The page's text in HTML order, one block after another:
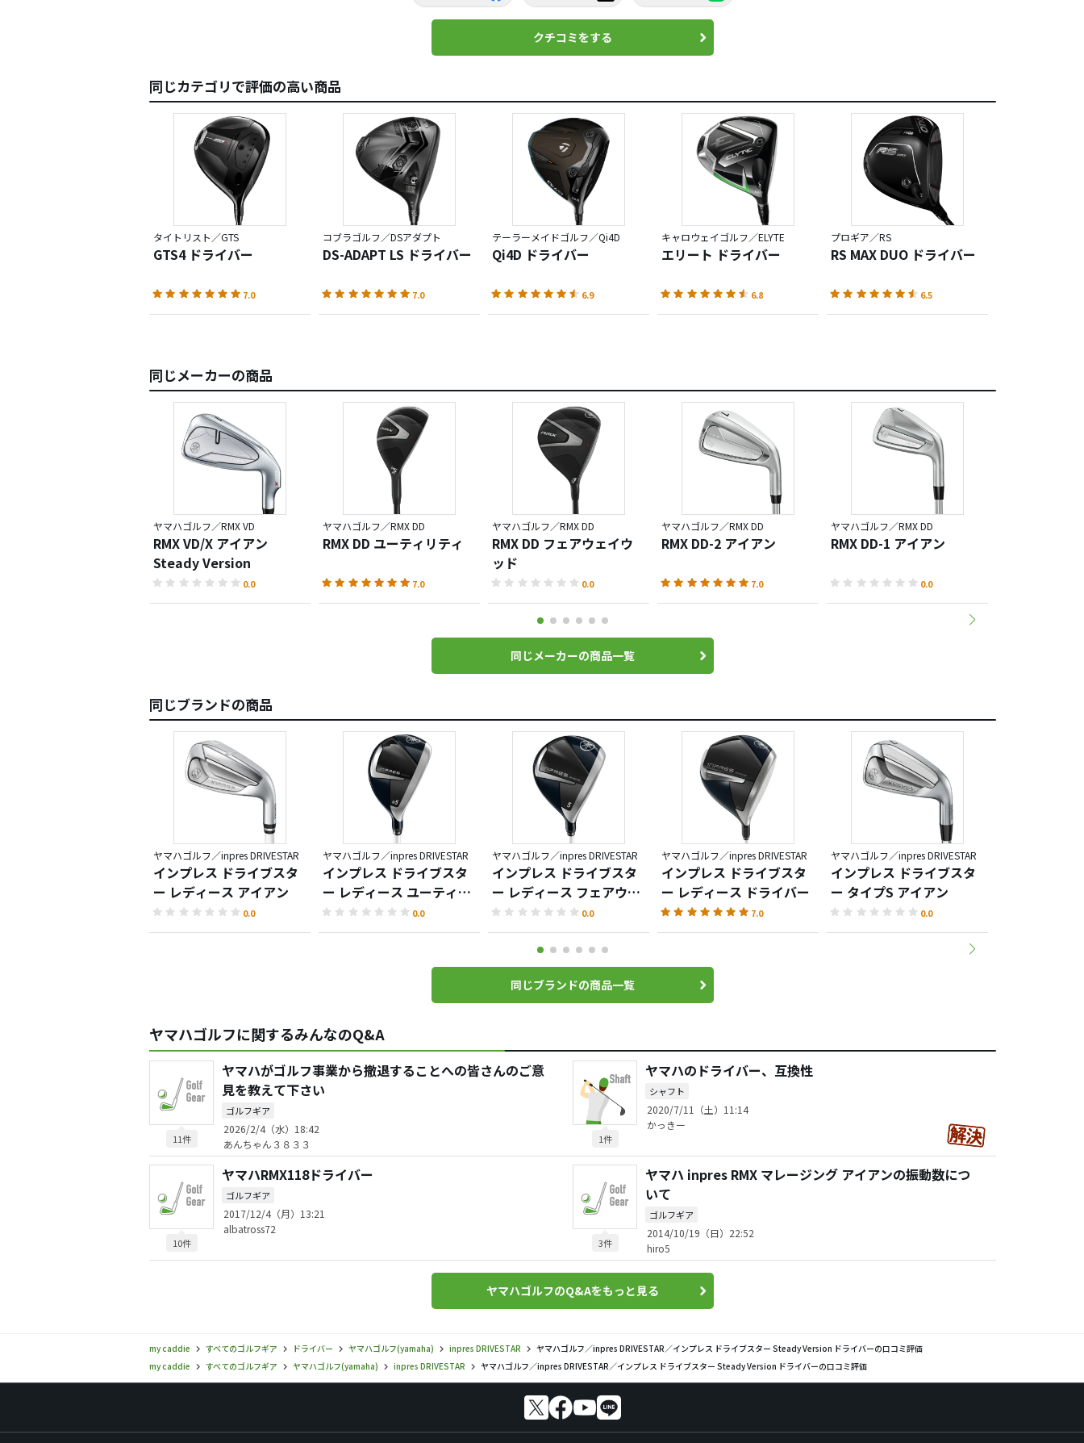
クチコミをする
同じカテゴリで評価の高い商品
タイトリスト／GTS
GTS4 ドライバー
7.0
コブラゴルフ／DSアダプト
DS-ADAPT LS ドライバー
7.0
テーラーメイドゴルフ／Qi4D
Qi4D ドライバー
6.9
キャロウェイゴルフ／ELYTE
エリート ドライバー
6.8
プロギア／RS
RS MAX DUO ドライバー
6.5
同じメーカーの商品
ヤマハゴルフ／RMX VD
RMX VD/X アイアン
Steady Version
0.0
ヤマハゴルフ／RMX DD
RMX DD ユーティリティ
7.0
ヤマハゴルフ／RMX DD
RMX DD フェアウェイウ
ッド
0.0
ヤマハゴルフ／RMX DD
RMX DD-2 アイアン
7.0
ヤマハゴルフ／RMX DD
RMX DD-1 アイアン
0.0
同じメーカーの商品一覧
同じブランドの商品
ヤマハゴルフ／inpres DRIVESTAR
インプレス ドライブスタ
ー レディース アイアン
0.0
ヤマハゴルフ／inpres DRIVESTAR
インプレス ドライブスタ
ー レディース ユーティリ
ティ
0.0
ヤマハゴルフ／inpres DRIVESTAR
インプレス ドライブスタ
ー レディース フェアウェ
イウッド
0.0
ヤマハゴルフ／inpres DRIVESTAR
インプレス ドライブスタ
ー レディース ドライバー
7.0
ヤマハゴルフ／inpres DRIVESTAR
インプレス ドライブスタ
ー タイプS アイアン
0.0
同じブランドの商品一覧
ヤマハゴルフに関するみんなのQ&A
11件
ヤマハがゴルフ事業から撤退することへの皆さんのご意
見を教えて下さい
ゴルフギア
2026/2/4（水）18:42
あんちゃん３８３３
1件
ヤマハのドライバー、互換性
シャフト
2020/7/11（土）11:14
かっきー
10件
ヤマハRMX118ドライバー
ゴルフギア
2017/12/4（月）13:21
albatross72
3件
ヤマハ inpres RMX マレージング アイアンの振動数につ
いて
ゴルフギア
2014/10/19（日）22:52
hiro5
ヤマハゴルフのQ&Aをもっと見る
my caddie すべてのゴルフギア ドライバー ヤマハゴルフ(yamaha) inpres DRIVESTAR
ヤマハゴルフ／inpres DRIVESTAR／インプレス ドライブスター Steady Version ドライバーの口コミ評価
my caddie
すべてのゴルフギア ヤマハゴルフ(yamaha) inpres DRIVESTAR ヤマハゴルフ／inpres DRIVESTAR／インプレス ドライブスター Steady Version ドライバーの口コミ評価